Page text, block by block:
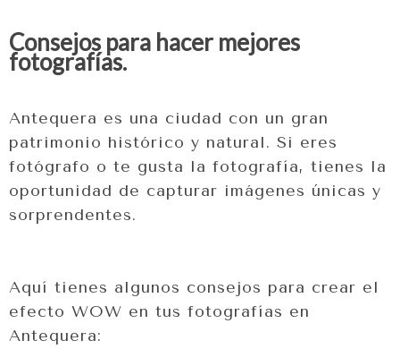
Consejos para hacer mejores
fotografías.
Antequera es una ciudad con un gran
patrimonio histórico y natural. Si eres
fotógrafo o te gusta la fotografía, tienes la
oportunidad de capturar imágenes únicas y
sorprendentes.
Aquí tienes algunos consejos para crear el
efecto WOW en tus fotografías en
Antequera: